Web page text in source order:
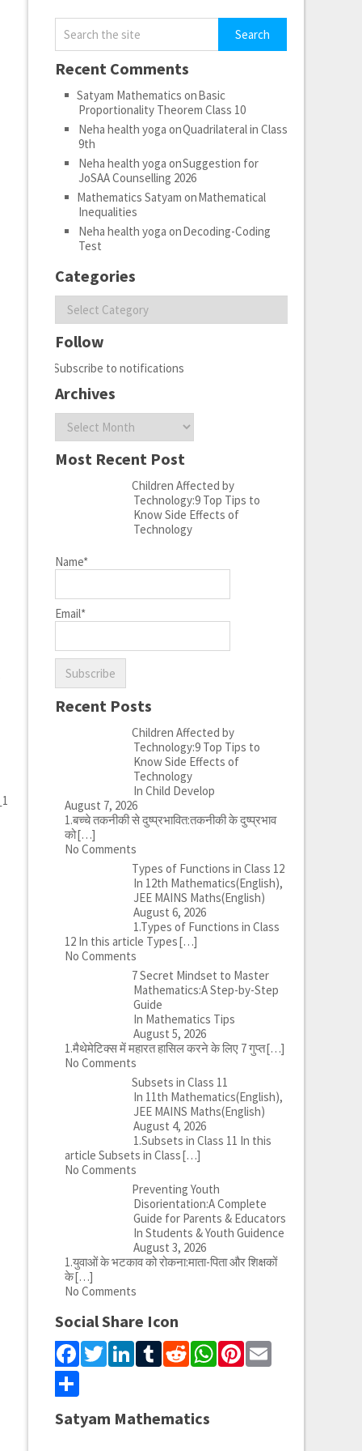
Recent Comments
Satyam Mathematics onBasic
Proportionality Theorem Class 10
Neha health yoga onQuadrilateral in Class
9th
Neha health yoga onSuggestion for
JoSAA Counselling 2026
Mathematics Satyam onMathematical
Inequalities
Neha health yoga onDecoding-Coding
Test
Categories
Categories
Follow
Subscribe to notifications
Archives
Archives
Most Recent Post
Children Affected by
Technology:9 Top Tips to
Know Side Effects of
Technology
Name*
Email*
Recent Posts
Children Affected by
Technology:9 Top Tips to
Know Side Effects of
Technology
In Child Develop
August 7, 2026
1.बच्चे तकनीकी से दुष्प्रभावित:तकनीकी के दुष्प्रभाव
को[…]
No Comments
Types of Functions in Class 12
In 12th Mathematics(English),
JEE MAINS Maths(English)
August 6, 2026
1.Types of Functions in Class
12 In this article Types[…]
No Comments
7 Secret Mindset to Master
Mathematics:A Step-by-Step
Guide
In Mathematics Tips
August 5, 2026
1.मैथेमेटिक्स में महारत हासिल करने के लिए 7 गुप्त[…]
No Comments
Subsets in Class 11
In 11th Mathematics(English),
JEE MAINS Maths(English)
August 4, 2026
1.Subsets in Class 11 In this
article Subsets in Class[…]
No Comments
Preventing Youth
Disorientation:A Complete
Guide for Parents & Educators
In Students & Youth Guidence
August 3, 2026
1.युवाओं के भटकाव को रोकना:माता-पिता और शिक्षकों
के[…]
No Comments
Social Share Icon
Facebook
Twitter
LinkedIn
Tumblr
Reddit
WhatsApp
Pinterest
Email
Share
Satyam Mathematics